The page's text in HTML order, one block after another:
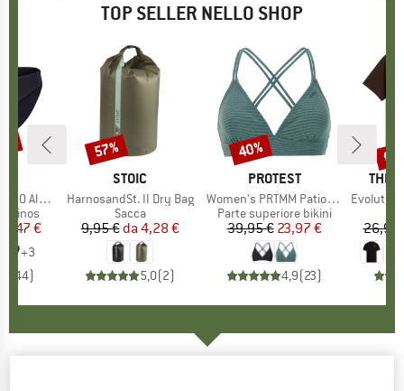
TOP SELLER NELLO SHOP
Brief
ridotto
€
+3
44)
MARCHIO
STOIC
Articolo
HarnosandSt. II Dry Bag
Gruppo di prodotti
Sacca
Prezzo
9,95 € Prezzo ridotto
da 4,28 €
5,0(2)
Sconto
57%
MARCHIO
PROTEST
Articolo
Women's PRTMM Patio Triangle
Gruppo di prodotti
Parte superiore bikini
Prezzo
39,95 €Prezzo ridotto
23,97 €
4,9(23)
Sconto
40%
THE
Articolo
Evolution
26,95